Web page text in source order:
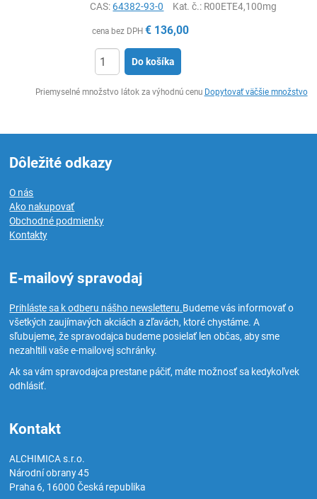
CAS:64382-93-0 Kat. č.: R00ETE4,100mg
cena bez DPH € 136,00
Do košíka
Priemyselné množstvo látok za výhodnú cenu Dopytovať väčšie množstvo
Dôležité odkazy
O nás
Ako nakupovať
Obchodné podmienky
Kontakty
E-mailový spravodaj
Prihláste sa k odberu nášho newsletteru.Budeme vás informovať o
všetkých zaujímavých akciách a zľavách, ktoré chystáme. A
sľubujeme, že spravodajca budeme posielať len občas, aby sme
nezahltili vaše e-mailovej schránky.
Ak sa vám spravodajca prestane páčiť, máte možnosť sa kedykoľvek
odhlásiť.
Kontakt
ALCHIMICA s.r.o.
Národní obrany 45
Praha 6, 16000Česká republika